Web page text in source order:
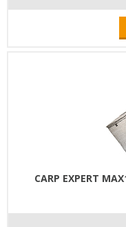
CARP EXPERT